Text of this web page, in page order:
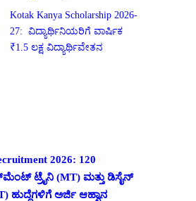
Kotak Kanya Scholarship 2026-
27: ವಿದ್ಯಾರ್ಥಿನಿಯರಿಗೆ ವಾರ್ಷಿಕ
₹1.5 ಲಕ್ಷ ವಿದ್ಯಾರ್ಥಿವೇತನ
2026: 120
ಟ್ರೈನಿ (MT) ಮತ್ತು ಡಿಸೈನ್
ಹುದ್ದೆಗಳಿಗೆ ಅರ್ಜಿ ಆಹ್ವಾನ